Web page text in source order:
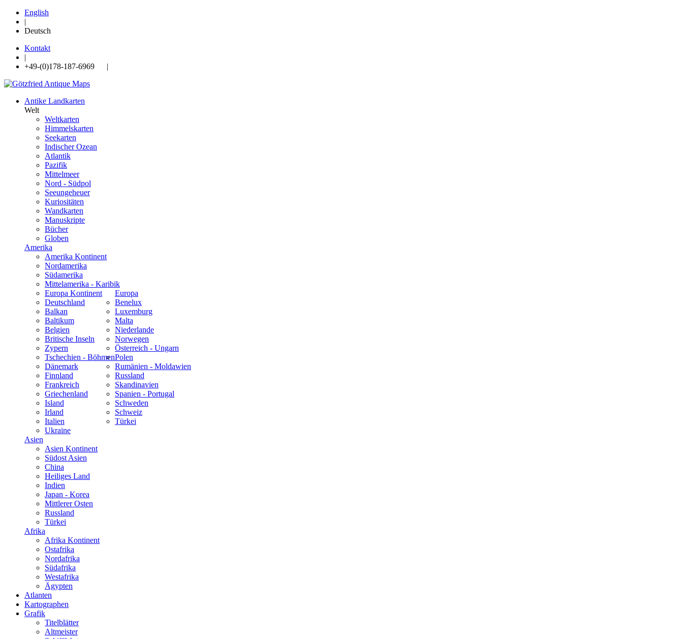
English
|
Deutsch
Kontakt
|
+49-(0)178-187-6969 |
Antike Landkarten
Welt
Weltkarten
Himmelskarten
Seekarten
Indischer Ozean
Atlantik
Pazifik
Mittelmeer
Nord - Südpol
Seeungeheuer
Kuriositäten
Wandkarten
Manuskripte
Bücher
Globen
Amerika
Amerika Kontinent
Nordamerika
Südamerika
Mittelamerika - Karibik
Europa
Europa Kontinent
Deutschland
Balkan
Baltikum
Belgien
Britische Inseln
Zypern
Tschechien - Böhmen
Dänemark
Finnland
Frankreich
Griechenland
Island
Irland
Italien
Benelux
Luxemburg
Malta
Niederlande
Norwegen
Österreich - Ungarn
Polen
Rumänien - Moldawien
Russland
Skandinavien
Spanien - Portugal
Schweden
Schweiz
Türkei
Ukraine
Asien
Asien Kontinent
Südost Asien
China
Heiliges Land
Indien
Japan - Korea
Mittlerer Osten
Russland
Türkei
Afrika
Afrika Kontinent
Ostafrika
Nordafrika
Südafrika
Westafrika
Ägypten
Atlanten
Kartographen
Grafik
Titelblätter
Altmeister